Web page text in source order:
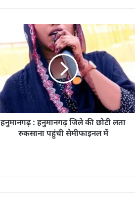
हनुमानगढ़ : हनुमानगढ़ जिले की छोटी लता
रुकसाना पहुंची सेमीफाइनल में